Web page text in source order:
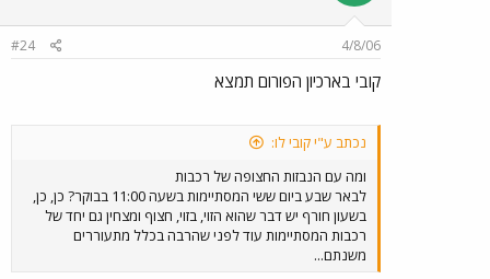
4/8/06
#24
קובי בארכיון הפורום תמצא
נכתב ע"י קובי לו:
ומה עם הנבזות החצופה של רכבות
לבאר שבע ביום ששי המסתיימות בשעה 11:00 בבוקר? כן, כן,
בשעון חורף יש דבר שהוא הזוי, בזוי, חצוף ומצחין גם יחד של
רכבות המסתיימות עוד לפני שהרבה בכלל מתעוררים
משנתם...